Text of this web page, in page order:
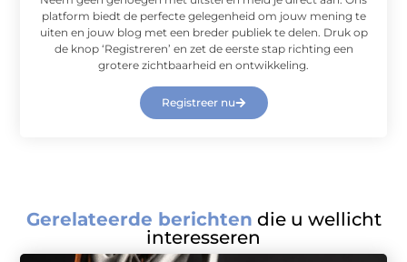
platform biedt de perfecte gelegenheid om jouw mening te
uiten en jouw blog met een breder publiek te delen. Druk op
de knop ‘Registreren’ en zet de eerste stap richting een
grotere zichtbaarheid en ontwikkeling.
Registreer nu
Gerelateerde berichten die u wellicht
interesseren